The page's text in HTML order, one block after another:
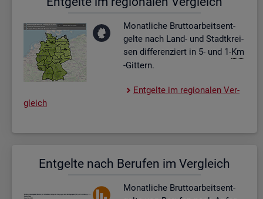
Mo­nat­li­che Brut­to­ar­beits­ent­
gel­te nach Land- und Stadt­krei­
sen dif­fe­ren­ziert in 5- und 1-Km
-Git­tern.
Ent­gel­te im re­gio­na­len Ver­
gleich
Ent­gel­te nach Be­ru­fen im Ver­gleich
Mo­nat­li­che Brut­to­ar­beits­ent­